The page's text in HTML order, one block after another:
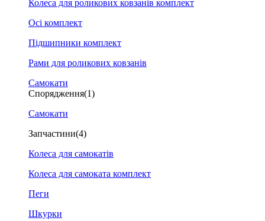
Колеса для роликових ковзанів комплект
Осі комплект
Підшипники комплект
Рами для роликових ковзанів
Самокати
Спорядження(1)
Самокати
Запчастини(4)
Колеса для самокатів
Колеса для самоката комплект
Пеги
Шкурки